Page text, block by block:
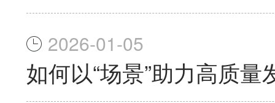
2026-01-05
如何以“场景”助力高质量